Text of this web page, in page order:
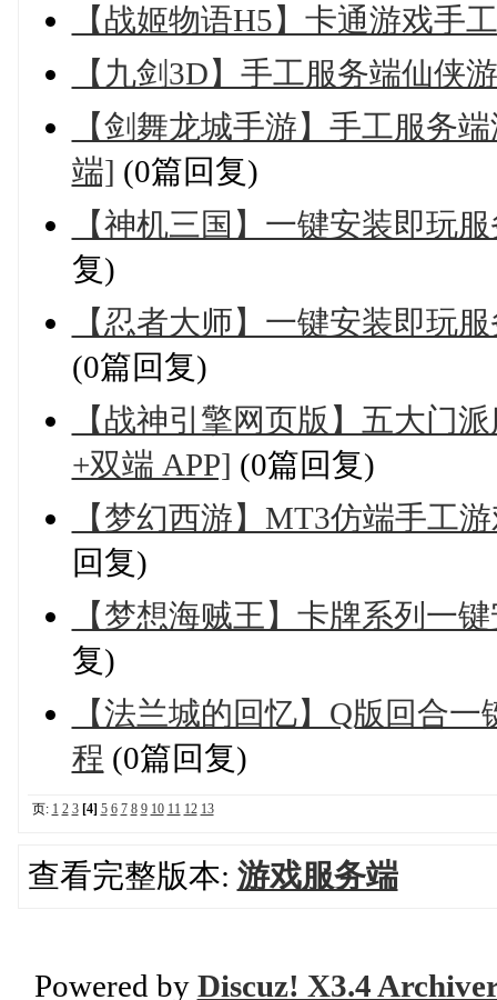
【战姬物语H5】卡通游戏手
【九剑3D】手工服务端仙侠
【剑舞龙城手游】手工服务
端] (0篇回复)
【神机三国】一键安装即玩
复)
【忍者大师】一键安装即玩
(0篇回复)
【战神引擎网页版】五大门
+双端 APP] (0篇回复)
【梦幻西游】MT3仿端手工
回复)
【梦想海贼王】卡牌系列一
复)
【法兰城的回忆】Q版回合
程 (0篇回复)
页: 1 2 3 [4] 5 6 7 8 9 10 11 12 13
查看完整版本: 游戏服务端
Powered by Discuz! X3.4